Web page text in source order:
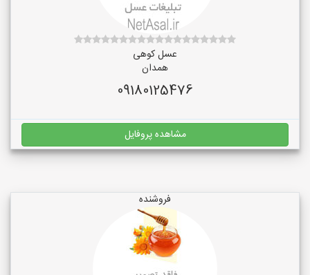
عسل کوهی
همدان
09180125476
مشاهده پروفایل
فروشنده